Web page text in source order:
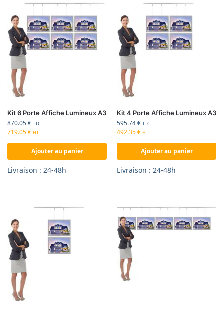
Kit 6 Porte Affiche Lumineux A3
870.05€ TTC
719.05€ HT
Ajouter au panier
Livraison : 24-48h
Kit 4 Porte Affiche Lumineux A3
595.74€ TTC
492.35€ HT
Ajouter au panier
Livraison : 24-48h